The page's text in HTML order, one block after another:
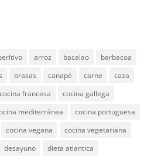
arroz bacalao
barbacoa
brasas canapé carne
caza
cocina francesa
cocina gallega
mediterránea
cocina portuguesa
cocina vegana
cocina vegetariana
desayuno
dieta atlantica